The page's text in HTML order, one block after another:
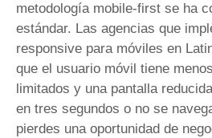
metodología mobile-first se ha
estándar. Las agencias que
responsive para móviles en
que el usuario móvil tiene
limitados y una pantalla
en tres segundos o no se
pierdes una oportunidad de